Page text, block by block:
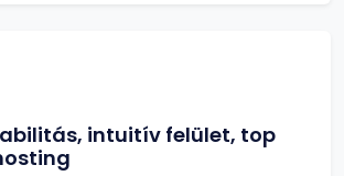
intuitív felület, top